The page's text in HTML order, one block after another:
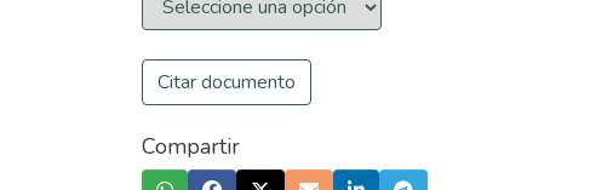
Citar documento
Compartir